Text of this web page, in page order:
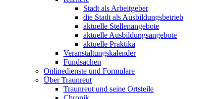
Stadt als Arbeitgeber
die Stadt als Ausbildungsbetrieb
aktuelle Stellenangebote
aktuelle Ausbildungsangebote
aktuelle Praktika
Veranstaltungskalender
Fundsachen
Onlinedienste und Formulare
Über Traunreut
Traunreut und seine Ortsteile